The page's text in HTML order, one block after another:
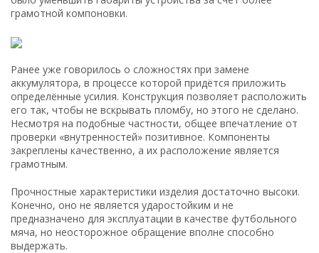
грамотной компоновки.
Ранее уже говорилось о сложностях при замене
аккумулятора, в процессе которой придётся приложить
определённые усилия. Конструкция позволяет расположить
его так, чтобы не вскрывать пломбу, но этого не сделано.
Несмотря на подобные частности, общее впечатление от
проверки «внутренностей» позитивное. Компоненты
закреплены качественно, а их расположение является
грамотным.
Прочностные характеристики изделия достаточно высоки.
Конечно, оно не является ударостойким и не
предназначено для эксплуатации в качестве футбольного
мяча, но неосторожное обращение вполне способно
выдержать.